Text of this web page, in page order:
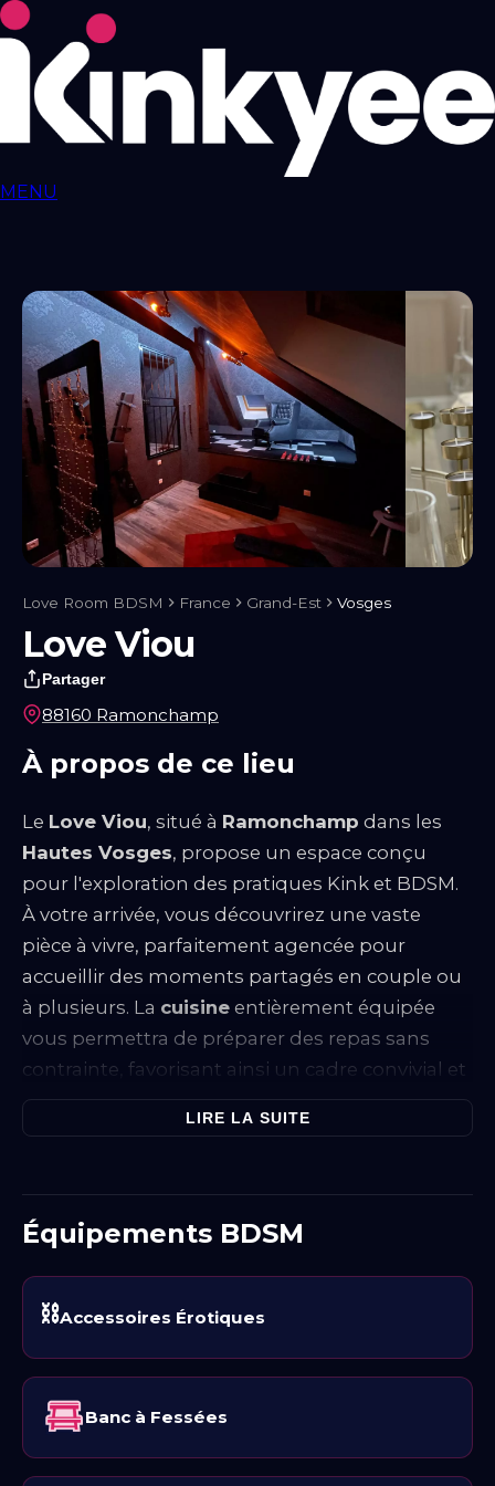
MENU
FranceNormandieNouvelle-Aquitaine OccitaniePays-de-
la-Loire
Provence-Alpes-Côte-d'Azur
RESSOURCES
LIBERTINAGE Club
LibertinNousLibDominationMaîtresse Dominatrice
Petite
Amie VirtuelleCandy AI
MON COMPTE
Connexion
Tableau de bord
ANNONCER SUR KINKYEE
Ajouter son hébergement coquin
Notre blog
Guides & ConseilsIA sexuelleKink & Fantasmes Univers
du BDSMRencontre & LibertinageEscapade Coquine
Suivez-nous
BlogQui Sommes-Nous
Love Room BDSM France Grand-Est Vosges
Love Viou
Partager
88160 Ramonchamp
À propos de ce lieu
Le Love Viou, situé à Ramonchamp dans les
Hautes Vosges, propose un espace conçu
pour l'exploration des pratiques Kink et BDSM.
À votre arrivée, vous découvrirez une vaste
pièce à vivre, parfaitement agencée pour
accueillir des moments partagés en couple ou
à plusieurs. La cuisine entièrement équipée
vous permettra de préparer des repas sans
contrainte, favorisant ainsi un cadre convivial et
décontracté.
libre cours à vos envies. Parmi les équipements
disponibles, unfauteuil Tantravous invite à
explorer de nouvelles sensations, tandis qu'une
et un
ajoutent une dimension de jeu aux scénarios
que vous pourrez envisager. Le
et lacage BDSMsont également à votre
disposition, permettant une variété de
LIRE LA SUITE
Équipements BDSM
⛓️Accessoires Érotiques
Banc à Fessées